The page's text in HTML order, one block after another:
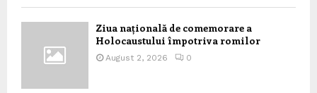
Ziua națională de comemorare a
Holocaustului împotriva romilor
August 2, 2026 0